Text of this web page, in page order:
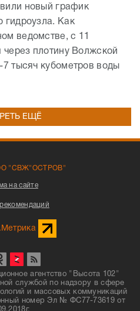
новый график
гидроузла. Как
ведомстве, с 11
через плотину Волжской
7 тысяч кубометров воды
ЕЩЁ
"СВЖ"ОСТРОВ"
на сайте
агентство "Высота 102"
службой по надзору в сфере
и массовых коммуникаций
номер Эл № ФС77-73619 от